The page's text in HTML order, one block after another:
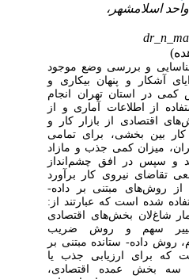
اسلامشهر،
و بررسی وضع موجود
آشکار و پنهان بیکاری و
در استان تهران انجام
از اطلاعات آماری و از
اقتصادی از بازار کار و
بین بخشی، برای تمامی
میزان کمی جذب و مازاد
سپس در افق چشم‌انداز
تقاضای نیروی کار برآورد
روش‌های مبتنی بر داده-
شده است که عبارتند از:
شاغلان بخش‌های اقتصادی
سهم و روش ضریب
داده- ستانده مبتنی بر
که برای ارزیابی جذب یا
بخش عمده اقتصادی،